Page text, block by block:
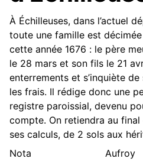
À Échilleuses, dans l’actuel
toute une famille est
cette année 1676 : le père
le 28 mars et son fils le 21
enterrements et s’inquiète
les frais. Il rédige donc une
registre paroissial, devenu
compte. On retiendra au final
ses calculs, de 2 sols aux
Nota Aufroy